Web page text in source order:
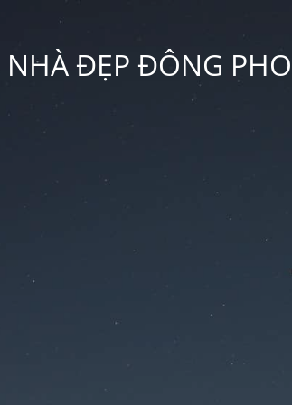
NHÀ ĐẸP ĐÔNG